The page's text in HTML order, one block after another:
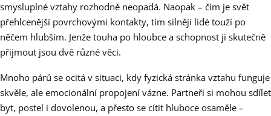
smysluplné vztahy rozhodně neopadá. Naopak – čím je svět
přehlcenější povrchovými kontakty, tím silněji lidé touží po
něčem hlubším. Jenže touha po hloubce a schopnost ji skutečně
přijmout jsou dvě různé věci.
Mnoho párů se ocitá v situaci, kdy fyzická stránka vztahu funguje
skvěle, ale emocionální propojení vázne. Partneři si mohou sdílet
byt, postel i dovolenou, a přesto se cítit hluboce osaměle –